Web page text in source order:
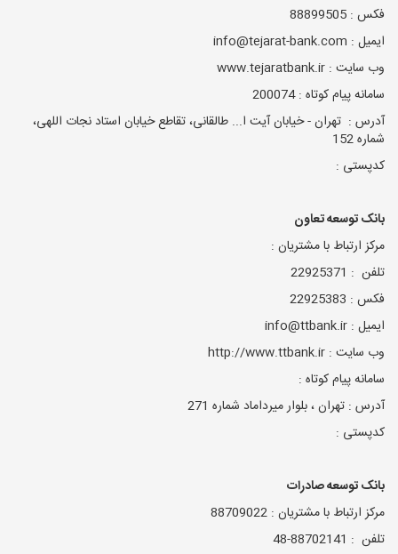
فکس : 88899505
ایمیل : info@tejarat-bank.com
وب سایت : www.tejaratbank.ir
سامانه پیام کوتاه : 200074
آدرس : تهران - خیابان آیت ا... طالقانی، تقاطع خیابان استاد نجات اللهی،
شماره 152
کدپستی :
بانک توسعه تعاون
مرکز ارتباط با مشتریان :
تلفن : 22925371
فکس : 22925383
ایمیل : info@ttbank.ir
وب سایت : http://www.ttbank.ir
سامانه پیام کوتاه :
آدرس : تهران ، بلوار میرداماد شماره 271
کدپستی :
بانک توسعه صادرات
مرکز ارتباط با مشتریان : 88709022
تلفن : 88702141-48